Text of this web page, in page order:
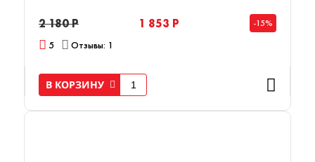
2 180 Р 1 853 Р -15%
5 Отзывы: 1
В КОРЗИНУ